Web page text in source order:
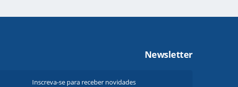
Newsletter
Inscreva-se para receber novidades